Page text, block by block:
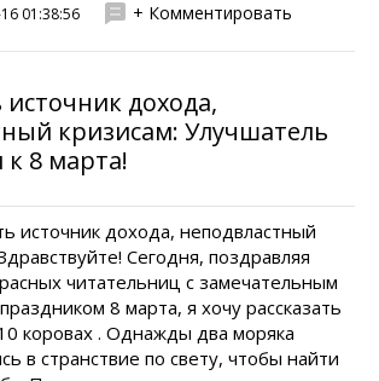
01:38:56 + Комментировать
источник дохода,
кризисам: Улучшатель
к 8 марта!
источник дохода, неподвластный
Сегодня, поздравляя
читательниц с замечательным
8 марта, я хочу рассказать
коровах . Однажды два моряка
в странствие по свету, чтобы найти